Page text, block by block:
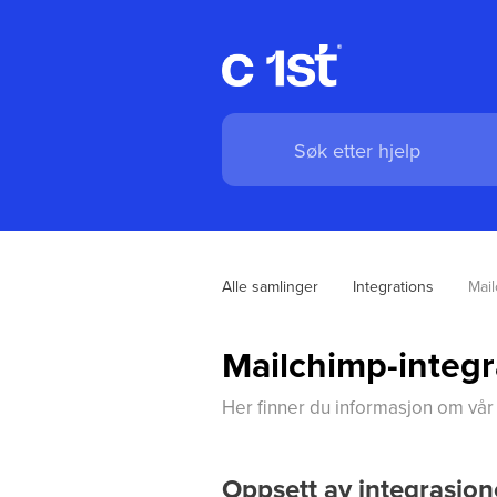
Alle samlinger Integrations
Mailchimp-
Her finner du informasjon om